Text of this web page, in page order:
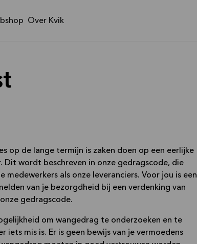
Over Kvik
op de lange termijn is zaken doen op een eerlijke
Dit wordt beschreven in onze gedragscode, die
als onze leveranciers. Voor jou is een
van je bezorgdheid bij een verdenking van
gedragscode.
om wangedrag te onderzoeken en te
iets mis is. Er is geen bewijs van je vermoedens